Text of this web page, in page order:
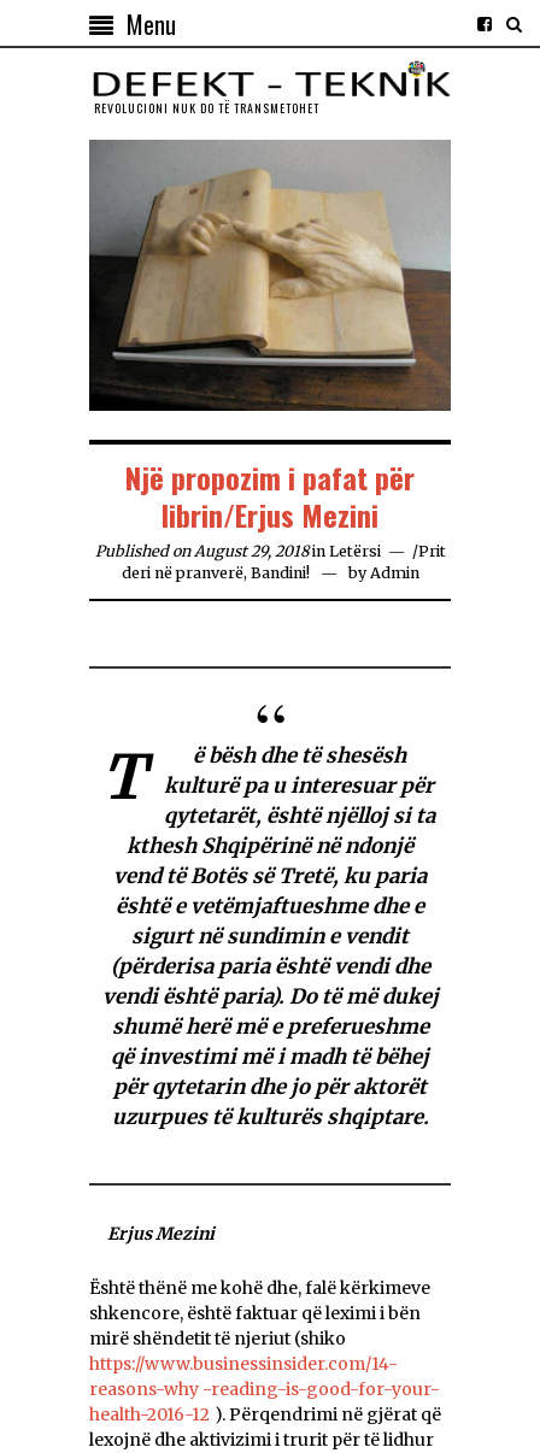
Menu
REVOLUCIONI NUK DO TЁ TRANSMETOHET
Një propozim i pafat për
librin/Erjus Mezini
Published on August 29, 2018 in Letërsi /Prit
deri në pranverë, Bandini!
byAdmin
T
ë bësh dhe të shesësh
kulturë pa u interesuar për
qytetarët, është njëlloj si ta
kthesh Shqipërinë në ndonjë
vend të Botës së Tretë, ku paria
është e vetëmjaftueshme dhe e
sigurt në sundimin e vendit
(përderisa paria është vendi dhe
vendi është paria). Do të më dukej
shumë herë më e preferueshme
që investimi më i madh të bëhej
për qytetarin dhe jo për aktorët
uzurpues të kulturës shqiptare.
Erjus Mezini
Është thënë me kohë dhe, falë kërkimeve
shkencore, është faktuar që leximi i bën
mirë shëndetit të njeriut (shiko
https://www.businessinsider.com/14-
reasons-why -reading-is-good-for-your-
health-2016-12 ). Përqendrimi në gjërat që
lexojnë dhe aktivizimi i trurit për të lidhur